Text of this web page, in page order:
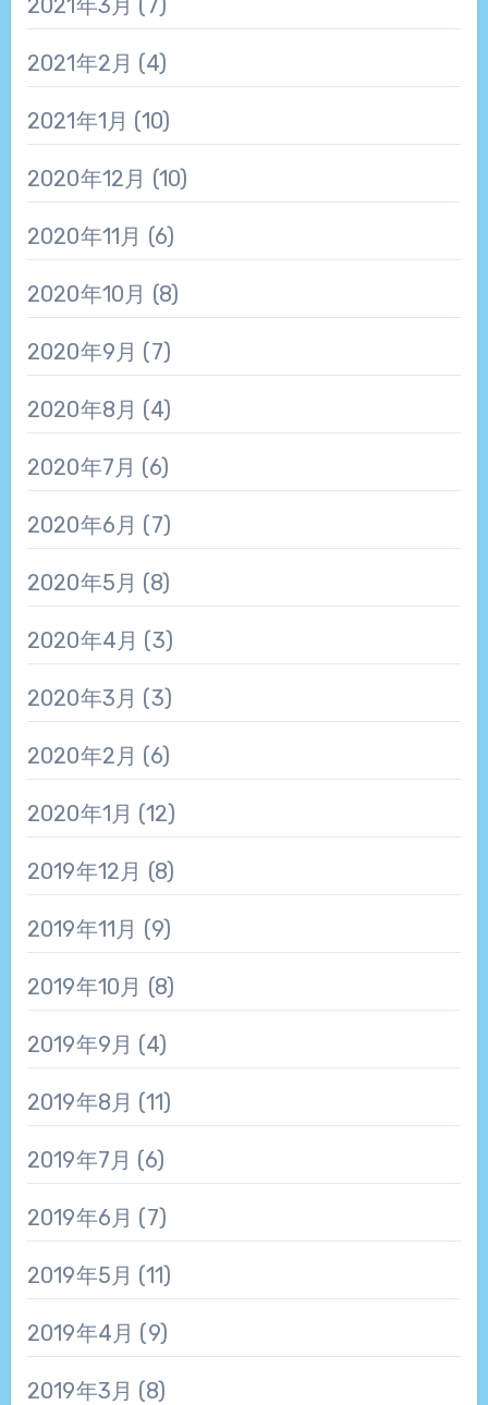
2021年2月 (4)
2021年1月 (10)
2020年12月 (10)
2020年11月 (6)
2020年10月 (8)
2020年9月 (7)
2020年8月 (4)
2020年7月 (6)
2020年6月 (7)
2020年5月 (8)
2020年4月 (3)
2020年3月 (3)
2020年2月 (6)
2020年1月 (12)
2019年12月 (8)
2019年11月 (9)
2019年10月 (8)
2019年9月 (4)
2019年8月 (11)
2019年7月 (6)
2019年6月 (7)
2019年5月 (11)
2019年4月 (9)
2019年3月 (8)